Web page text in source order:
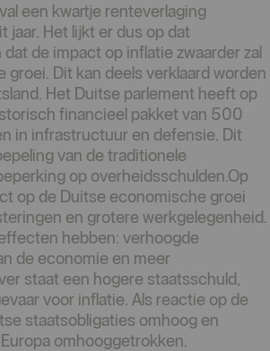
een kwartje renteverlaging
Het lijkt er dus op dat
de impact op inflatie zwaarder zal
Dit kan deels verklaard worden
Het Duitse parlement heeft op
financieel pakket van 500
in infrastructuur en defensie. Dit
van de traditionele
op overheidsschulden.Op
op de Duitse economische groei
en grotere werkgelegenheid.
hebben: verhoogde
de economie en meer
staat een hogere staatsschuld,
voor inflatie. Als reactie op de
staatsobligaties omhoog en
omhooggetrokken.